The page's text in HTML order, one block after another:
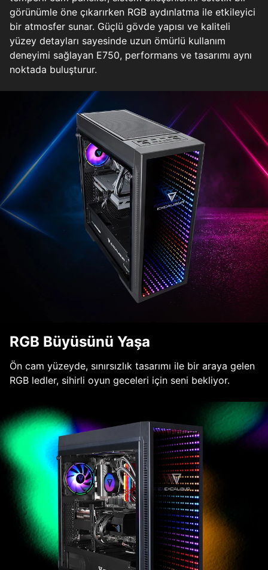
görünümle öne çıkarırken RGB aydınlatma ile etkileyici
bir atmosfer sunar. Güçlü gövde yapısı ve kaliteli
yüzey detayları sayesinde uzun ömürlü kullanım
deneyimi sağlayan E750, performans ve tasarımı aynı
noktada buluşturur.
RGB Büyüsünü Yaşa
Ön cam yüzeyde, sınırsızlık tasarımı ile bir araya gelen
RGB ledler, sihirli oyun geceleri için seni bekliyor.